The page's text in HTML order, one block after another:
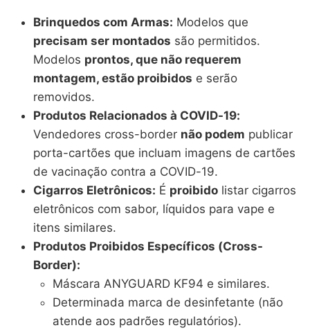
Brinquedos com Armas: Modelos que
precisam ser montados são permitidos.
Modelos prontos, que não requerem
montagem, estão proibidos e serão
removidos.
Produtos Relacionados à COVID-19:
Vendedores cross-border não podem publicar
porta-cartões que incluam imagens de cartões
de vacinação contra a COVID-19.
Cigarros Eletrônicos: É proibido listar cigarros
eletrônicos com sabor, líquidos para vape e
itens similares.
Produtos Proibidos Específicos (Cross-
Border):
Máscara ANYGUARD KF94 e similares.
Determinada marca de desinfetante (não
atende aos padrões regulatórios).